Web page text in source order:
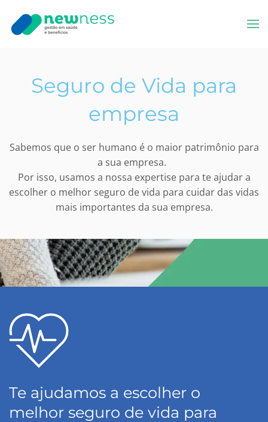
Skip to main content
Seguro de Vida para
empresa
Sabemos que o ser humano é o maior patrimônio para
a sua empresa.
Por isso, usamos a nossa expertise para te ajudar a
escolher o melhor seguro de vida para cuidar das vidas
mais importantes da sua empresa.
Te ajudamos a escolher o
melhor seguro de vida para